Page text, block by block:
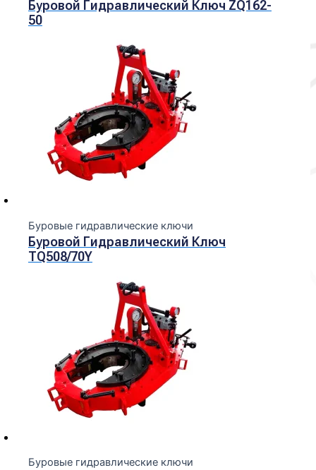
Буровой Гидравлический Ключ ZQ162-
50
Буровые гидравлические ключи
Буровой Гидравлический Ключ
TQ508/70Y
Буровые гидравлические ключи